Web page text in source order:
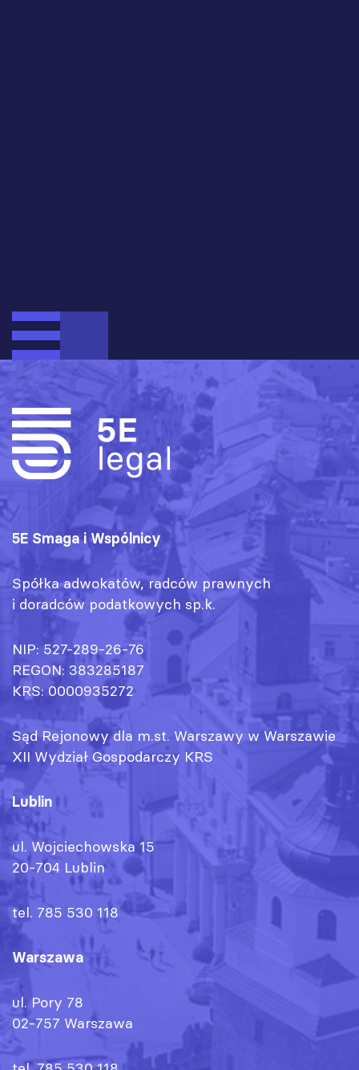
5E Smaga i Wspólnicy
Spółka adwokatów, radców prawnych
i doradców podatkowych sp.k.
NIP: 527-289-26-76
REGON: 383285187
KRS: 0000935272
Sąd Rejonowy dla m.st. Warszawy w Warszawie
XII Wydział Gospodarczy KRS
Lublin
ul. Wojciechowska 15
20-704 Lublin
tel. 785 530 118
Warszawa
ul. Pory 78
02-757 Warszawa